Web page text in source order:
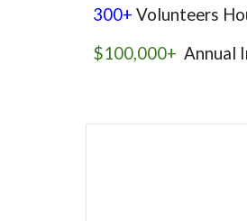
300+ Volunteers
$100,000+ Annual